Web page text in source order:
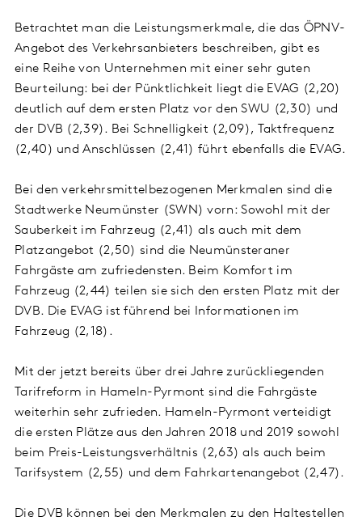
Betrachtet man die Leistungsmerkmale, die das ÖPNV-
Angebot des Verkehrsanbieters beschreiben, gibt es
eine Reihe von Unternehmen mit einer sehr guten
Beurteilung: bei der Pünktlichkeit liegt die EVAG (2,20)
deutlich auf dem ersten Platz vor den SWU (2,30) und
der DVB (2,39). Bei Schnelligkeit (2,09), Taktfrequenz
(2,40) und Anschlüssen (2,41) führt ebenfalls die EVAG.
Bei den verkehrsmittelbezogenen Merkmalen sind die
Stadtwerke Neumünster (SWN) vorn: Sowohl mit der
Sauberkeit im Fahrzeug (2,41) als auch mit dem
Platzangebot (2,50) sind die Neumünsteraner
Fahrgäste am zufriedensten. Beim Komfort im
Fahrzeug (2,44) teilen sie sich den ersten Platz mit der
DVB. Die EVAG ist führend bei Informationen im
Fahrzeug (2,18).
Mit der jetzt bereits über drei Jahre zurückliegenden
Tarifreform in Hameln-Pyrmont sind die Fahrgäste
weiterhin sehr zufrieden. Hameln-Pyrmont verteidigt
die ersten Plätze aus den Jahren 2018 und 2019 sowohl
beim Preis-Leistungsverhältnis (2,63) als auch beim
Tarifsystem (2,55) und dem Fahrkartenangebot (2,47).
Die DVB können bei den Merkmalen zu den Haltestellen